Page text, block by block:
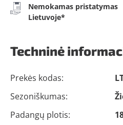
Nemokamas pristatymas
Lietuvoje*
Techninė
Prekės kodas:
Sezoniškumas:
Padangų plotis: